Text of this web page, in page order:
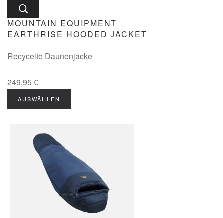
MOUNTAIN EQUIPMENT
EARTHRISE HOODED JACKET
Recycelte Daunenjacke
249,95 €
AUSWÄHLEN